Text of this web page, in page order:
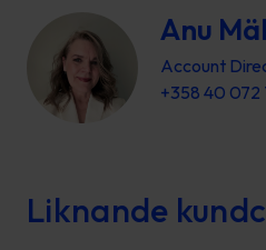
Anu
Account
+358 40
Liknande